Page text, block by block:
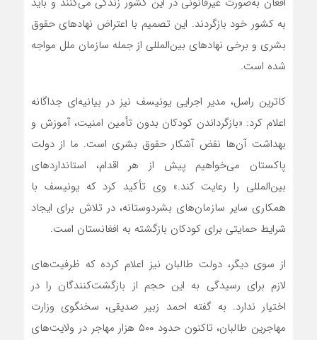
به کشور خود بازگردند. این تصمیم با اعتراض نهادهای حقوق
بشری و برخی نهادهای بین‌المللی از جمله سازمان ملل مواجه
شده است.
کاترین راسل، مدیر اجرایی یونیسف نیز در بیانیه‌ای جداگانه
اعلام کرد: «بازگرداندن کودکان بدون تأمین امنیت، آموزش و
بهداشت آن‌ها نقض آشکار حقوق بشری است. ما از دولت
پاکستان می‌خواهیم پیش از هر اقدام، استانداردهای
بین‌المللی را رعایت کند.» وی تأکید کرد که یونیسف با
همکاری سایر سازمان‌های بشردوستانه، در تلاش برای ایجاد
شرایط حمایتی برای کودکان بازگشته به افغانستان است.
از سوی دیگر، دولت طالبان نیز اعلام کرده که ظرفیت‌های
لازم برای رسیدگی به این حجم از بازگشت‌کنندگان را در
اختیار ندارد. به گفته احمد زبیر صدیقی، سخنگوی وزارت
مهاجرین طالبان، تاکنون حدود ۵۰۰ هزار مهاجر در ولایت‌های